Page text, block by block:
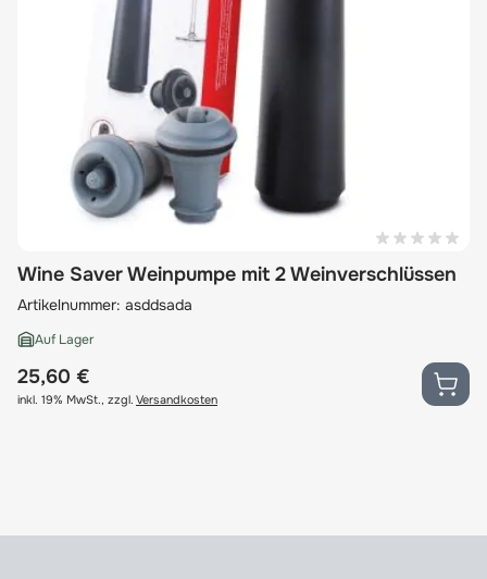
Wine Saver Weinpumpe mit 2 Weinverschlüssen
Artikelnummer: asddsada
25,60 €
inkl. 19% MwSt., zzgl. Versandkosten
Auf Lager